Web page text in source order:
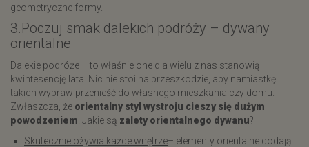
geometryczne formy.
3.Poczuj smak dalekich podróży – dywany
orientalne
Dalekie podróże – to właśnie one dla wielu z nas stanowią
kwintesencję lata. Nic nie stoi na przeszkodzie, aby namiastkę
takich wypraw przenieść do własnego mieszkania czy domu.
Zwłaszcza, że orientalny styl wystroju cieszy się dużym
powodzeniem . Jakie są zalety orientalnego dywanu?
Skutecznie ożywia każde wnętrze– elementy orientalne dodają